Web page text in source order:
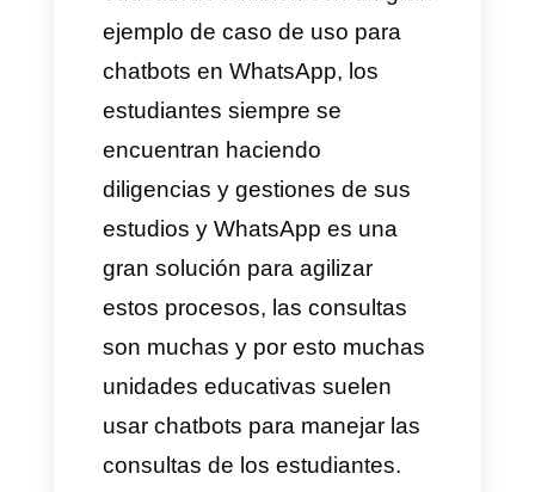
contactar a los pacientes para
confirmar citas, agendar citas,
coordinar pagos o cobranzas,
en este sentido es fundamental
contar con un bot que ayude a
agilizar las labores de contacto
de las personas.
2) Servicio de auto repuestos
Los auto repuestos son muy